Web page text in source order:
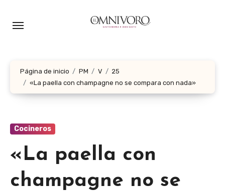
Página de inicio PM V
25
«La paella con champagne no se compara con nada»
Cocineros
«La paella con
champagne no se